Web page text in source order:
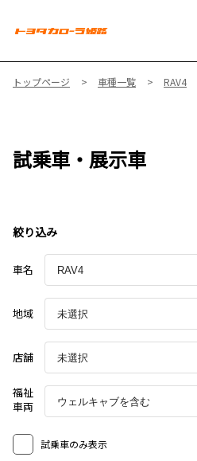
トップページ 車種一覧 RAV4
試乗車・展示車
絞り込み
車名
地域
店舗
福祉
車両
試乗車のみ表示